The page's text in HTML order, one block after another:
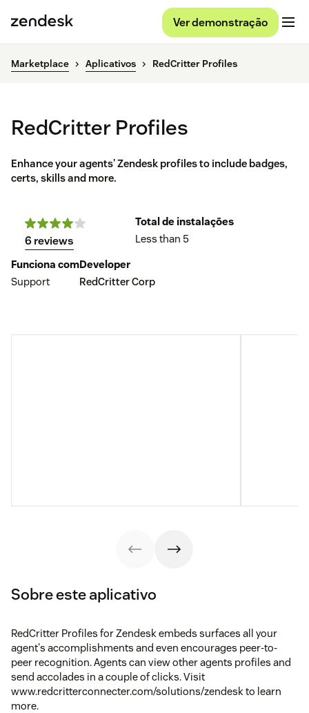
Ver demonstração
Marketplace Aplicativos RedCritter Profiles
RedCritter Profiles
Enhance your agents' Zendesk profiles to include badges,
certs, skills and more.
6 reviews
Total de instalações
Less than 5
Funciona com
Support
Developer
RedCritter Corp
Sobre este aplicativo
RedCritter Profiles for Zendesk embeds surfaces all your
agent's accomplishments and even encourages peer-to-
peer recognition. Agents can view other agents profiles and
send accolades in a couple of clicks. Visit
www.redcritterconnecter.com/solutions/zendesk to learn
more.